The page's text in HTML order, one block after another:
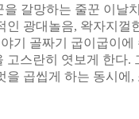
을 갈망하는 줄꾼 이날치
인 광대놀음, 왁자지껄
기 골짜기 굽이굽이에
고스란히 엿보게 한다.
곱씹게 하는 동시에 ,